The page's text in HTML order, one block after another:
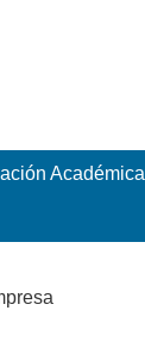
Académica